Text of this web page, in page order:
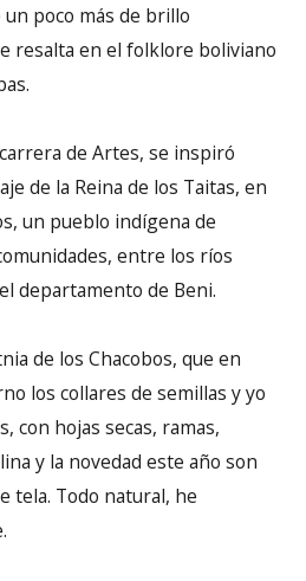
poco más de brillo
resalta en el folklore boliviano
de Artes, se inspiró
de la Reina de los Taitas, en
un pueblo indígena de
entre los ríos
departamento de Beni.
de los Chacobos, que en
los collares de semillas y yo
con hojas secas, ramas,
y la novedad este año son
tela. Todo natural, he